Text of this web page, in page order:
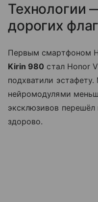
Технологии
дорогих
Первым смартфоном
Kirin 980 стал Honor
подхватили
нейромодулями
эксклюзивов
здорово.